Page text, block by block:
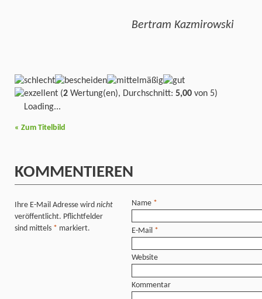
Bertram Kazmirowski
(2 Wertung(en), Durchschnitt: 5,00 von 5)
Loading...
« Zum Titelbild
KOMMENTIEREN
Ihre E-Mail Adresse wird nicht
veröffentlicht. Pflichtfelder
sind mittels * markiert.
Name *
E-Mail *
Website
Kommentar